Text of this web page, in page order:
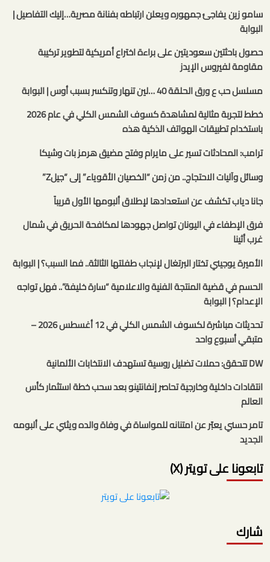
سامو زين يفاجئ جمهوره ويعلن ارتباطه بفنانة مصرية…إليك التفاصيل |
البوابة
حصول باحثتين سعوديتين على براءة اختراع أمريكية لتطوير تركيبة
مقاومة لفيروس الإيدز
مسلسل حب ع ورق الحلقة 40 …لين تنهار وتنكسر بسبب أوس | البوابة
خطط لتجربة مثالية لمشاهدة كسوف الشمس الكلي في عام 2026
باستخدام تطبيقات الهواتف الذكية هذه
ترامب: المحادثات تسير على مايرام وفتح مضيق هرمز بات وشيكا
وسائل وآليات الاحتجاج.. من زمن “الخصيان الأقوياء” إلى “جيلZ”
جانا دياب تكشف عن استعدادها لإطلاق ألبومها الأول قريباً
فرق الإطفاء في اليونان تواصل جهودها لمكافحة الحريق في شمال
غرب أثينا
الأميرة يوجيني تختار البرتغال لإنجاب طفلتها الثالثة.. فما السبب؟ | البوابة
الحسم في قضية المنتجة الفنية والاعلامية “سارة خليفة”.. فهل تواجه
الإعدام؟ | البوابة
تحديثات مباشرة لكسوف الشمس الكلي في 12 أغسطس 2026 –
متبقي أسبوع واحد
DW تتحقق: حملات تضليل روسية تستهدف الانتخابات الألمانية
انتقادات داخلية وخارجية تحاصر إنفانتينو بعد سحب خطة استثمار كأس
العالم
تامر حسني يعبّر عن امتنانه للمواساة في وفاة والده ويثني على ألبومه
الجديد
تابعونا على تويتر (X)
شارك